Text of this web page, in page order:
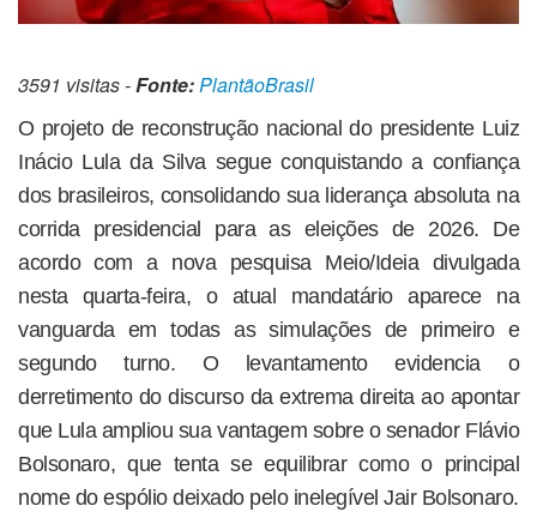
3591 visitas -Fonte:PlantãoBrasil
O projeto de reconstrução nacional do presidente Luiz
Inácio Lula da Silva segue conquistando a confiança
dos brasileiros, consolidando sua liderança absoluta na
corrida presidencial para as eleições de 2026. De
acordo com a nova pesquisa Meio/Ideia divulgada
nesta quarta-feira, o atual mandatário aparece na
vanguarda em todas as simulações de primeiro e
segundo turno. O levantamento evidencia o
derretimento do discurso da extrema direita ao apontar
que Lula ampliou sua vantagem sobre o senador Flávio
Bolsonaro, que tenta se equilibrar como o principal
nome do espólio deixado pelo inelegível Jair Bolsonaro.